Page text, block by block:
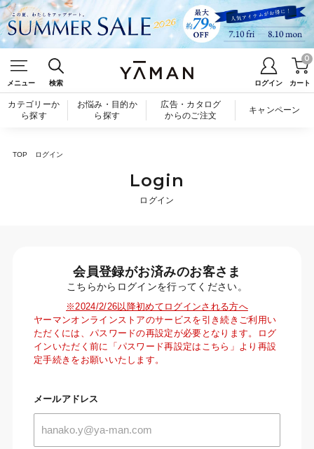
メニュー 検索 ログイン カート
0
カテゴリーか
ら探す
お悩み・目的か
ら探す
広告・カタログ
からのご注文
キャンペーン
TOP ログイン
Login
ログイン
会員登録がお済みのお客さま
こちらからログインを行ってください。
※2024/2/26以降初めてログインされる方へ
ヤーマンオンラインストアのサービスを引き続きご利用い
ただくには、パスワードの再設定が必要となります。ログ
インいただく前に「パスワード再設定はこちら」より再設
定手続きをお願いいたします。
メールアドレス